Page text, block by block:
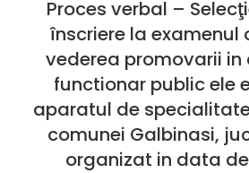
Proces verbal –
înscriere la examenul
vederea promovarii in
functionar public ele
aparatul de
comunei Galbinasi,
organizat in data de